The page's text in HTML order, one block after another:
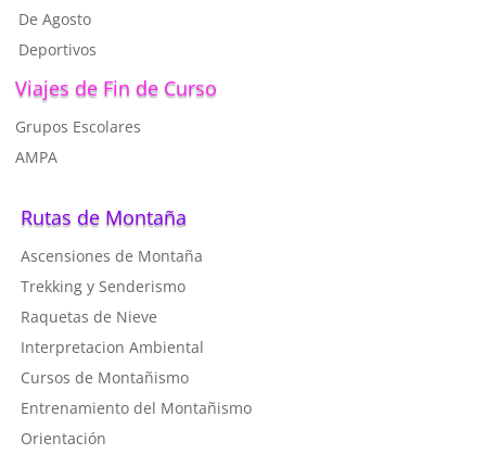
De Agosto
Deportivos
Viajes de Fin de Curso
Grupos Escolares
AMPA
Rutas de Montaña
Ascensiones de Montaña
Trekking y Senderismo
Raquetas de Nieve
Interpretacion Ambiental
Cursos de Montañismo
Entrenamiento del Montañismo
Orientación